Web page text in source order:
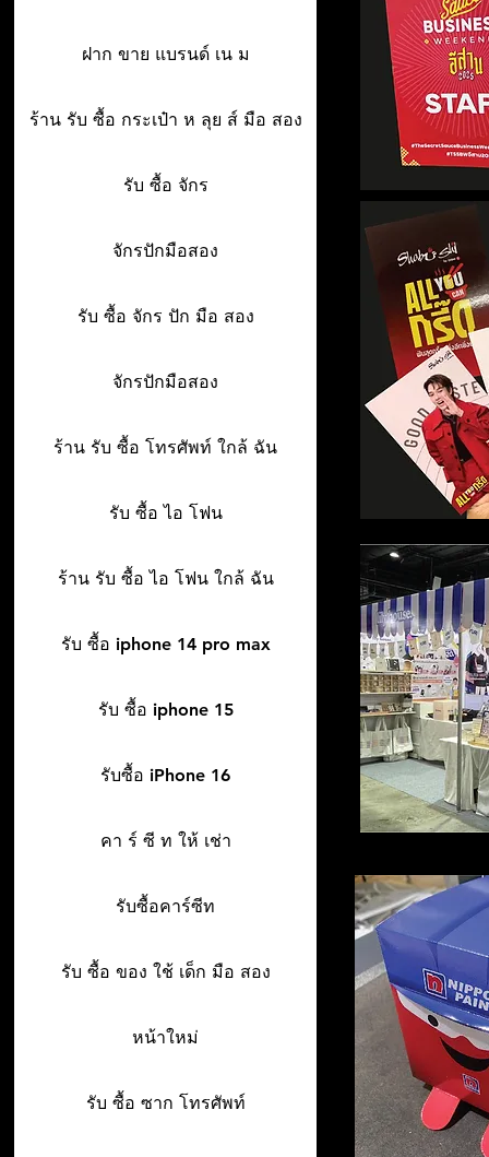
ฝาก ขาย แบรนด์ เน ม
ร้าน รับ ซื้อ กระเป๋า ห ลุย ส์ มือ สอง
รับ ซื้อ จักร
จักรปักมือสอง
รับ ซื้อ จักร ปัก มือ สอง
จักรปักมือสอง
ร้าน รับ ซื้อ โทรศัพท์ ใกล้ ฉัน
รับ ซื้อ ไอ โฟน
ร้าน รับ ซื้อ ไอ โฟน ใกล้ ฉัน
รับ ซื้อ iphone 14 pro max
รับ ซื้อ iphone 15
รับซื้อ iPhone 16
คา ร์ ซี ท ให้ เช่า
รับซื้อคาร์ซีท
รับ ซื้อ ของ ใช้ เด็ก มือ สอง
หน้าใหม่
รับ ซื้อ ซาก โทรศัพท์